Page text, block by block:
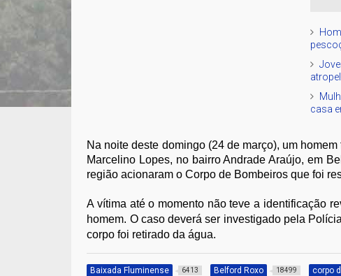
casa
Na noite deste domingo (24 de março), um
Marcelino Lopes, no bairro Andrade Araújo, em
região acionaram o Corpo de Bombeiros que foi
A vítima até o momento não teve a identificação
homem. O caso deverá ser investigado pela
corpo foi retirado da água.
Baixada Fluminense 6413 Belford Roxo 18499 corpo